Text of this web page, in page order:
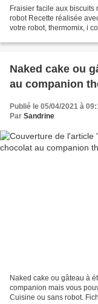
Fraisier facile aux
robot Recette réalisée avec le companion mais vous pouvez l'adapter à
votre robot, thermomix, i
Naked cake ou
au companion
Publié le 05/04/2021 à
Par Sandrine
Naked cake ou gâteau à étages vanille
companion mais vous
Cuisine ou sans robot.